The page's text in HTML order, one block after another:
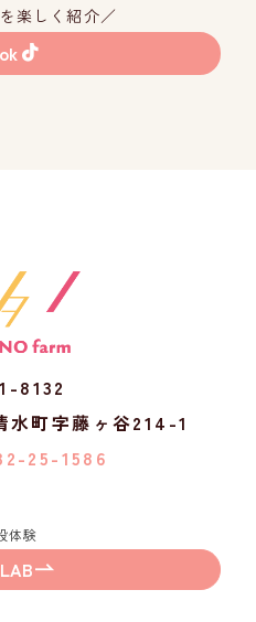
楽しく紹介／
8132
水町字藤ヶ谷214-1
25-1586
体験